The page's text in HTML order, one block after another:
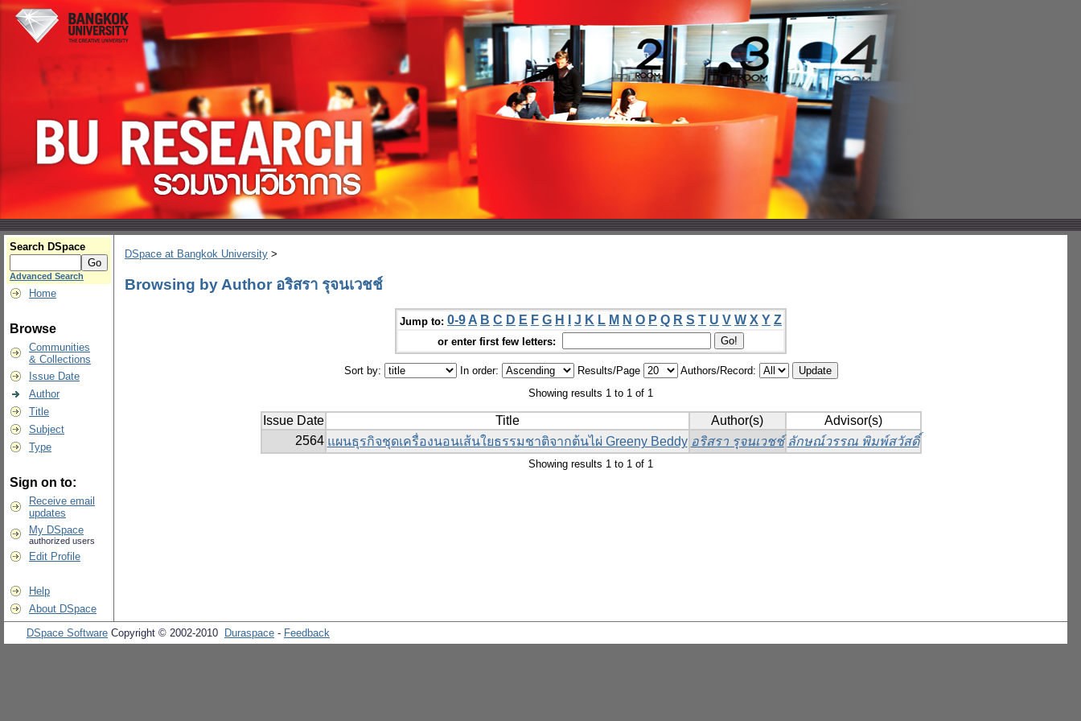
Search DSpace
Advanced Search
Home
Browse
Communities
& Collections
Issue Date
Author
Title
Subject
Type
Sign on to:
Receive email
updates
My DSpace
authorized users
Edit Profile
Help
About DSpace
DSpace at Bangkok University >
Browsing by Author อริสรา รุจนเวชช์
Jump to: 0-9 A B C D E F G H J K L M N O P Q R S T U V W X Y Z
or enter first few letters:
Sort by: In order: Results/Page
Authors/Record:
Showing results 1 to 1 of 1
Issue Date Title Author(s)
Advisor(s)
2564 แผนธุรกิจชุดเครื่องนอนเส้นใยธรรมชาติจากต้นไผ่ Greeny Beddy อริสรา รุจนเวชช์ ลักษณ์วรรณ พิมพ์สวัสดิ์
Showing results 1 to 1 of 1
DSpace Software Copyright © 2002-2010 Duraspace - Feedback